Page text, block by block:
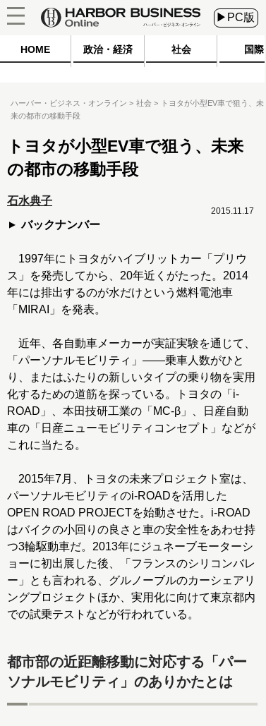
▶PC版
HOME 政治・経済 社会 国際
ハーバー・ビジネス・オンライン 社会
トヨタが小型EV車で狙う、未
来の都市の移動手段
トヨタが小型EV車で狙う、未来
の都市の移動手段
石水典子
バックナンバー
2015.11.17
1997年にトヨタがハイブリットカー「プリウ
ス」を発売してから、20年近くがたった。2014
年には排出するのが水だけという燃料電池車
「MIRAI」を発表。
近年、各自動車メーカーが実証実験を通じて、
「パーソナルモビリティ」――乗車人数がひと
り、またはふたりの新しいタイプの乗り物を実用
化するための道筋を探っている。トヨタの「i-
ROAD」、本田技研工業の「MC-β」、日産自動
車の「日産ニューモビリティコンセプト」などが
これに当たる。
2015年7月、トヨタの未来プロジェクト室は、
パーソナルモビリティのi-ROADを活用した
OPEN ROAD PROJECTを始動させた。i-ROAD
はバイクの小回りの良さと車の安全性をあわせ持
つ3輪駆動車だ。2013年にジュネーブモーターシ
ョーに初出展した後、「フランスのシリコンバレ
ー」とも言われる、グルノーブルのカーシェアリ
ングプロジェクトほか、実用化に向けて東京都内
での試乗テストなどが行われている。
都市部の近距離移動に対応する「パー
ソナルモビリティ」のありかたとは